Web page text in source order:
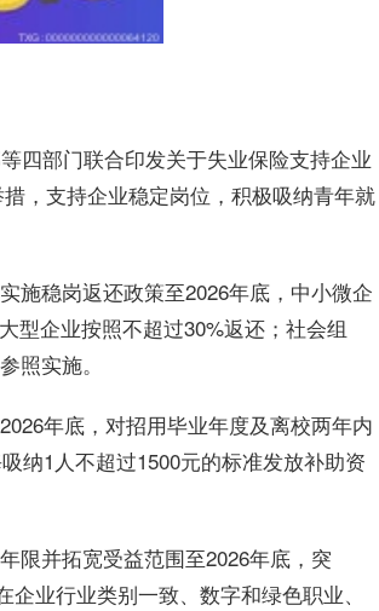
四部门联合印发关于失业保险支持企业
，支持企业稳定岗位，积极吸纳青年就
施稳岗返还政策至2026年底，中小微企
型企业按照不超过30%返还；社会组
照实施。
年底，对招用毕业年度及离校两年内
纳1人不超过1500元的标准发放补助资
限并拓宽受益范围至2026年底，突
业行业类别一致、数字和绿色职业、